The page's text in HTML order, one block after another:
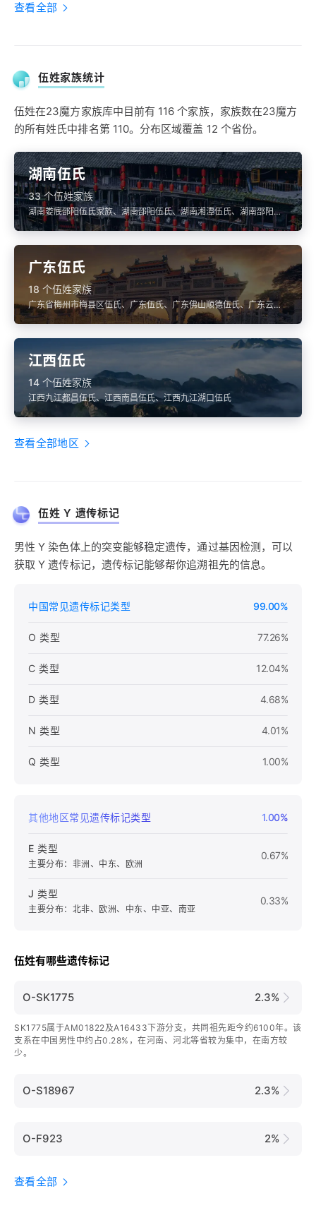
查看全部
伍姓家族统计
伍姓在23魔方家族库中目前有 116 个家族，家族数在23魔方
的所有姓氏中排名第 110。分布区域覆盖 12 个省份。
湖南伍氏
33 个伍姓家族
湖南娄底邵阳伍氏家族、湖南邵阳伍氏、湖南湘潭伍氏、湖南邵阳武
冈伍氏、湖南娄底新化伍氏
广东伍氏
18 个伍姓家族
广东省梅州市梅县区伍氏、广东伍氏、广东佛山顺德伍氏、广东云浮
新兴伍氏、广东省佛山市伍氏
江西伍氏
14 个伍姓家族
江西九江都昌伍氏、江西南昌伍氏、江西九江湖口伍氏
查看全部地区
伍姓 Y 遗传标记
男性 Y 染色体上的突变能够稳定遗传，通过基因检测，可以
获取 Y 遗传标记，遗传标记能够帮你追溯祖先的信息。
其他地区常见遗传标记类型 1.00%
E 类型
主要分布：非洲、中东、欧洲
0.67%
J 类型
主要分布：北非、欧洲、中东、中亚、南亚
0.33%
中国常见遗传标记类型 99.00%
O 类型 77.26%
C 类型 12.04%
D 类型 4.68%
N 类型 4.01%
Q 类型 1.00%
伍姓有哪些遗传标记
O-SK1775 2.3%
SK1775属于AM01822及A16433下游分支，共同祖先距今约6100年。该
支系在中国男性中约占0.28%，在河南、河北等省较为集中，在南方较
少。
O-S18967 2.3%
O-F923 2%
查看全部